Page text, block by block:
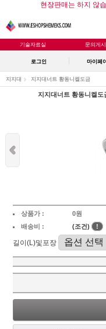
현장판매는 하지 않
기술자료실 문의게
로그인 마이페
지지대 지지대너트 황동니켈도금
지지대너트 황동니켈
상품가 :
0원
배송비 :
(조건) !
길이(L)및포장